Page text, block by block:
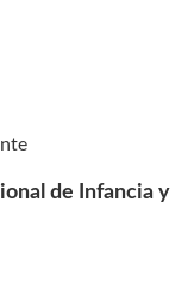
de Infancia y